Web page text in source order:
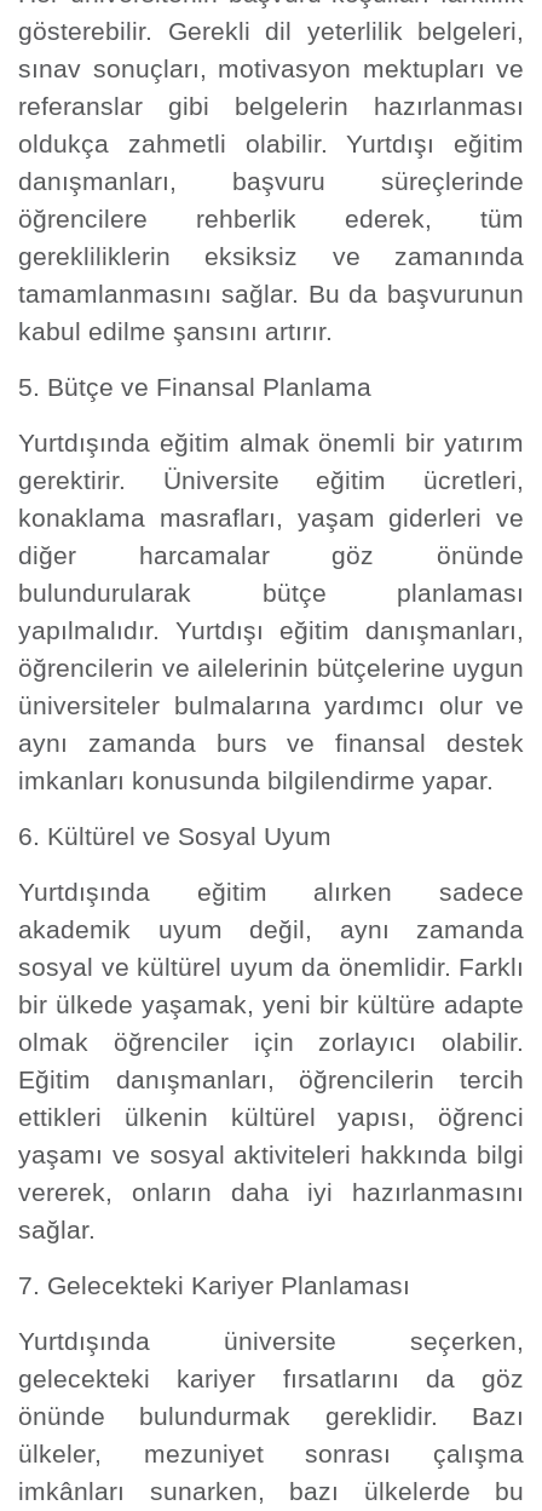
gösterebilir. Gerekli dil yeterlilik belgeleri,
sınav sonuçları, motivasyon mektupları ve
referanslar gibi belgelerin hazırlanması
oldukça zahmetli olabilir. Yurtdışı eğitim
danışmanları, başvuru süreçlerinde
öğrencilere rehberlik ederek, tüm
gerekliliklerin eksiksiz ve zamanında
tamamlanmasını sağlar. Bu da başvurunun
kabul edilme şansını artırır.
5. Bütçe ve Finansal Planlama
Yurtdışında eğitim almak önemli bir yatırım
gerektirir. Üniversite eğitim ücretleri,
konaklama masrafları, yaşam giderleri ve
diğer harcamalar göz önünde
bulundurularak bütçe planlaması
yapılmalıdır. Yurtdışı eğitim danışmanları,
öğrencilerin ve ailelerinin bütçelerine uygun
üniversiteler bulmalarına yardımcı olur ve
aynı zamanda burs ve finansal destek
imkanları konusunda bilgilendirme yapar.
6. Kültürel ve Sosyal Uyum
Yurtdışında eğitim alırken sadece
akademik uyum değil, aynı zamanda
sosyal ve kültürel uyum da önemlidir. Farklı
bir ülkede yaşamak, yeni bir kültüre adapte
olmak öğrenciler için zorlayıcı olabilir.
Eğitim danışmanları, öğrencilerin tercih
ettikleri ülkenin kültürel yapısı, öğrenci
yaşamı ve sosyal aktiviteleri hakkında bilgi
vererek, onların daha iyi hazırlanmasını
sağlar.
7. Gelecekteki Kariyer Planlaması
Yurtdışında üniversite seçerken,
gelecekteki kariyer fırsatlarını da göz
önünde bulundurmak gereklidir. Bazı
ülkeler, mezuniyet sonrası çalışma
imkânları sunarken, bazı ülkelerde bu